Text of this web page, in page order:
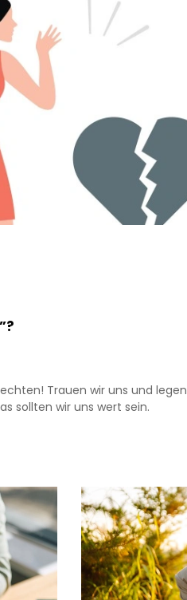
Trauen wir uns und legen
sollten wir uns wert sein.